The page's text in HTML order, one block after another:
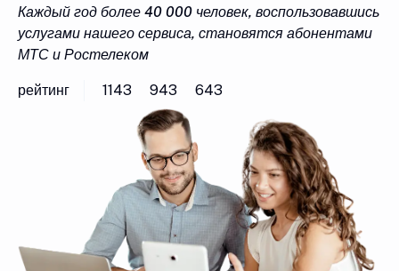
Каждый год более 40 000 человек, воспользовавшись
услугами нашего сервиса, становятся абонентами
МТС и Ростелеком
рейтинг 1143 943 643